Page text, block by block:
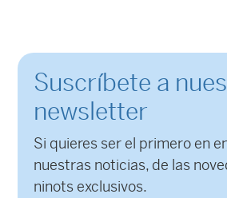
Suscríbete a
newsletter
Si quieres ser el primero en
nuestras noticias, de las
ninots exclusivos.